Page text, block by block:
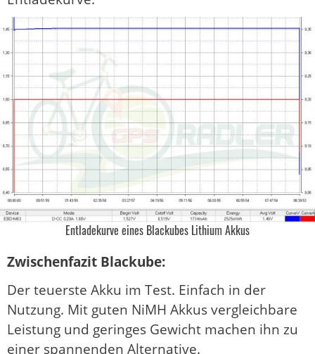
Entladekurve eines Blackubes Lithium Akkus
Zwischenfazit Blackube:
Der teuerste Akku im Test. Einfach in der
Nutzung. Mit guten NiMH Akkus vergleichbare
Leistung und geringes Gewicht machen ihn zu
einer spannenden Alternative.